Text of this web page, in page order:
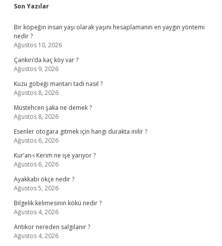
Sidebar
Son Yazılar
Bir köpeğin insan yaşı olarak yaşını hesaplamanın en yaygın yöntemi
nedir ?
Ağustos 10, 2026
Çankırı’da kaç köy var ?
Ağustos 9, 2026
Kuzu göbeği mantarı tadı nasıl ?
Ağustos 8, 2026
Müstehcen şaka ne demek ?
Ağustos 8, 2026
Esenler otogara gitmek için hangi durakta inilir ?
Ağustos 6, 2026
Kur’an-ı Kerim ne işe yarıyor ?
Ağustos 6, 2026
Ayakkabı ökçe nedir ?
Ağustos 5, 2026
Bilgelik kelimesinin kökü nedir ?
Ağustos 4, 2026
Antikor nereden salgılanır ?
Ağustos 4, 2026